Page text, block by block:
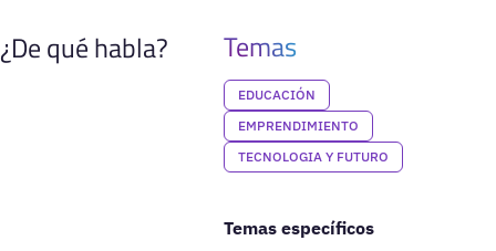
¿De qué habla? Temas
EDUCACIÓN
EMPRENDIMIENTO
TECNOLOGIA Y FUTURO
Temas específicos